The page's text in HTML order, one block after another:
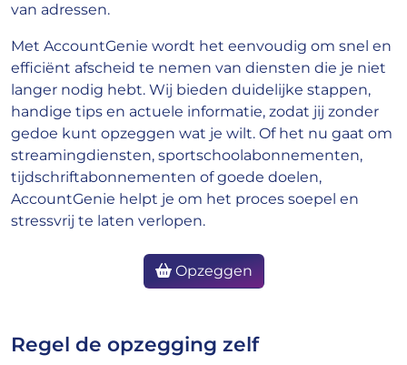
van adressen.
Met AccountGenie wordt het eenvoudig om snel en
efficiënt afscheid te nemen van diensten die je niet
langer nodig hebt. Wij bieden duidelijke stappen,
handige tips en actuele informatie, zodat jij zonder
gedoe kunt opzeggen wat je wilt. Of het nu gaat om
streamingdiensten, sportschoolabonnementen,
tijdschriftabonnementen of goede doelen,
AccountGenie helpt je om het proces soepel en
stressvrij te laten verlopen.
Opzeggen
Regel de opzegging zelf